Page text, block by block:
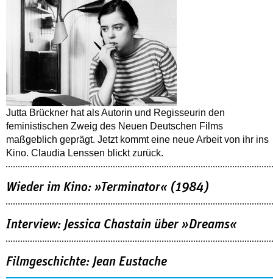
Jutta Brückner hat als Autorin und Regisseurin den
feministischen Zweig des Neuen Deutschen Films
maßgeblich geprägt. Jetzt kommt eine neue Arbeit von ihr ins
Kino. Claudia Lenssen blickt zurück.
Wieder im Kino: »Terminator« (1984)
Interview: Jessica Chastain über »Dreams«
Filmgeschichte: Jean Eustache